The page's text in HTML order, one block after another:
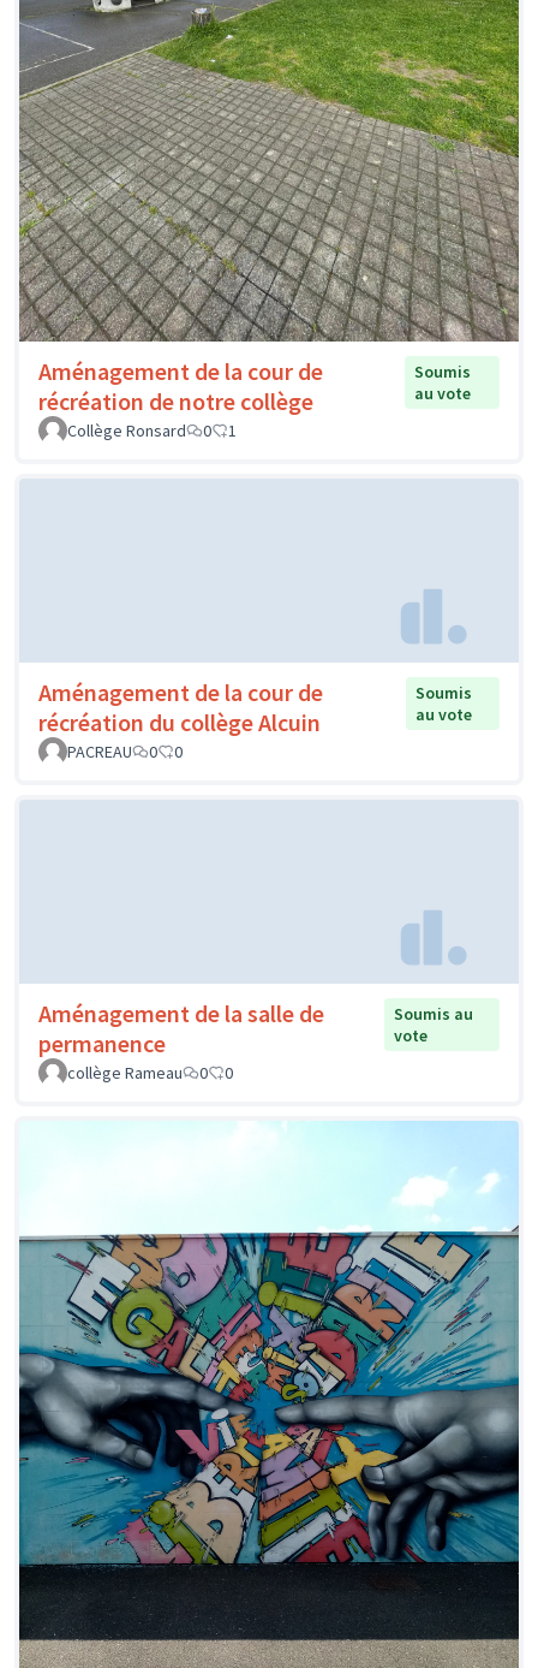
Aménagement de la cour de
récréation de notre collège
Soumis
au vote
Collège Ronsard
0 1
Aménagement de la cour de
récréation du collège Alcuin
Soumis
au vote
PACREAU
0 0
Aménagement de la salle de
permanence
Soumis au
vote
collège Rameau
0 0